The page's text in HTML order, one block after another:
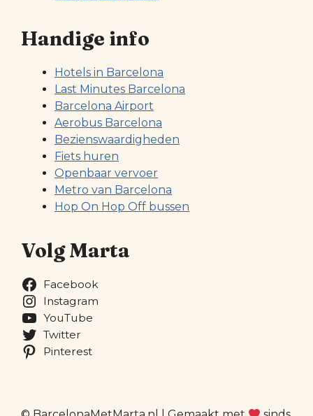
Handige info
Hotels in Barcelona
Last Minutes Barcelona
Barcelona Airport
Aerobus Barcelona
Bezienswaardigheden
Fiets huren
Openbaar vervoer
Metro van Barcelona
Hop On Hop Off bussen
Volg Marta
Facebook
Instagram
YouTube
Twitter
Pinterest